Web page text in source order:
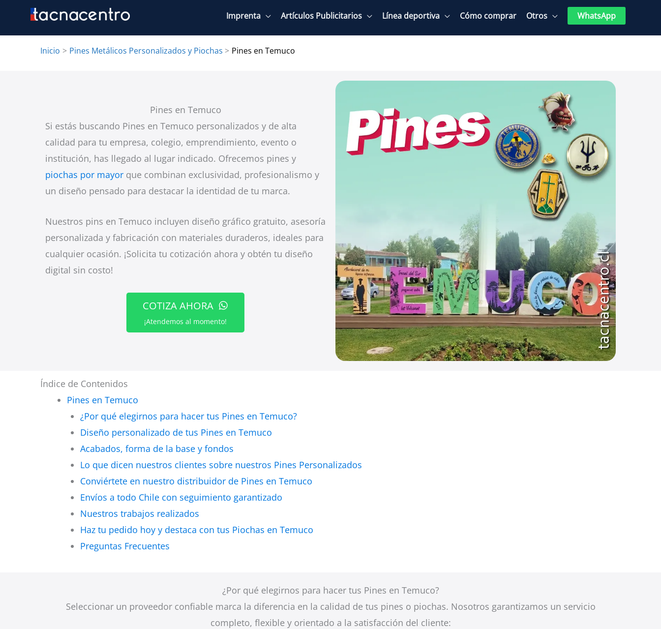
Imprenta Artículos Publicitarios Línea deportiva Cómo comprar Otros WhatsApp
Inicio Pines Metálicos Personalizados y Piochas Pines en Temuco
Pines en Temuco
Si estás buscando Pines en Temuco personalizados y de alta
calidad para tu empresa, colegio, emprendimiento, evento o
institución, has llegado al lugar indicado. Ofrecemos pines y
piochas por mayor que combinan exclusividad, profesionalismo y
un diseño pensado para destacar la identidad de tu marca.
Nuestros pins en Temuco incluyen diseño gráfico gratuito, asesoría
personalizada y fabricación con materiales duraderos, ideales para
cualquier ocasión. ¡Solicita tu cotización ahora y obtén tu diseño
digital sin costo!
COTIZA AHORA
¡Atendemos al momento!
Índice de Contenidos
Pines en Temuco
¿Por qué elegirnos para hacer tus Pines en Temuco?
Diseño personalizado de tus Pines en Temuco
Acabados, forma de la base y fondos
Lo que dicen nuestros clientes sobre nuestros Pines Personalizados
Conviértete en nuestro distribuidor de Pines en Temuco
Envíos a todo Chile con seguimiento garantizado
Nuestros trabajos realizados
Haz tu pedido hoy y destaca con tus Piochas en Temuco
Preguntas Frecuentes
¿Por qué elegirnos para hacer tus Pines en Temuco?
Seleccionar un proveedor confiable marca la diferencia en la calidad de tus pines o piochas. Nosotros garantizamos un servicio
completo, flexible y orientado a la satisfacción del cliente: